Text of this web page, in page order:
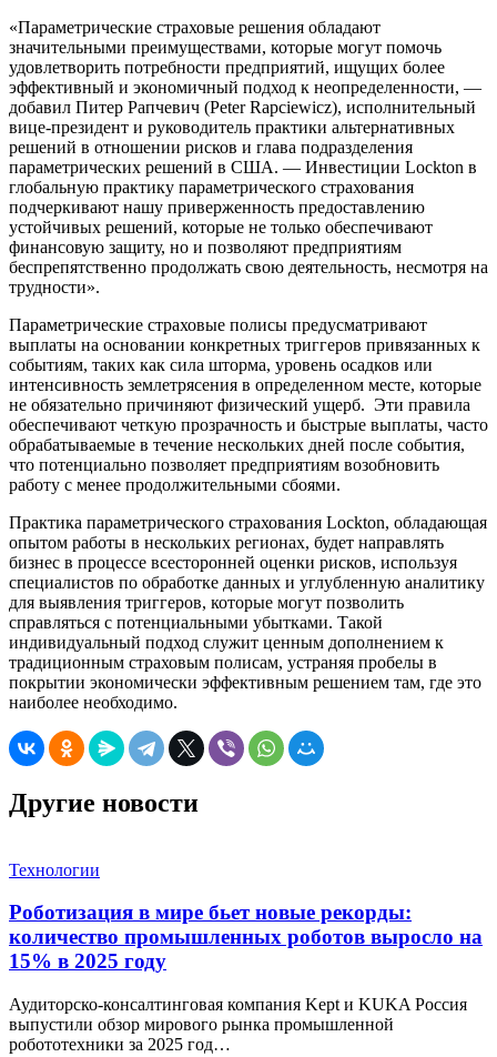
«Параметрические страховые решения обладают
значительными преимуществами, которые могут помочь
удовлетворить потребности предприятий, ищущих более
эффективный и экономичный подход к неопределенности, —
добавил Питер Рапчевич (Peter Rapciewicz), исполнительный
вице-президент и руководитель практики альтернативных
решений в отношении рисков и глава подразделения
параметрических решений в США. — Инвестиции Lockton в
глобальную практику параметрического страхования
подчеркивают нашу приверженность предоставлению
устойчивых решений, которые не только обеспечивают
финансовую защиту, но и позволяют предприятиям
беспрепятственно продолжать свою деятельность, несмотря на
трудности».
Параметрические страховые полисы предусматривают
выплаты на основании конкретных триггеров привязанных к
событиям, таких как сила шторма, уровень осадков или
интенсивность землетрясения в определенном месте, которые
не обязательно причиняют физический ущерб. Эти правила
обеспечивают четкую прозрачность и быстрые выплаты, часто
обрабатываемые в течение нескольких дней после события,
что потенциально позволяет предприятиям возобновить
работу с менее продолжительными сбоями.
Практика параметрического страхования Lockton, обладающая
опытом работы в нескольких регионах, будет направлять
бизнес в процессе всесторонней оценки рисков, используя
специалистов по обработке данных и углубленную аналитику
для выявления триггеров, которые могут позволить
справляться с потенциальными убытками. Такой
индивидуальный подход служит ценным дополнением к
традиционным страховым полисам, устраняя пробелы в
покрытии экономически эффективным решением там, где это
наиболее необходимо.
Другие новости
Технологии
Роботизация в мире бьет новые рекорды:
количество промышленных роботов выросло на
15% в 2025 году
Аудиторско-консалтинговая компания Kept и KUKA Россия
выпустили обзор мирового рынка промышленной
робототехники за 2025 год…